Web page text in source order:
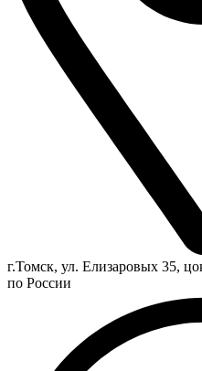
г.Томск, ул. Елизаровых 35,
по России